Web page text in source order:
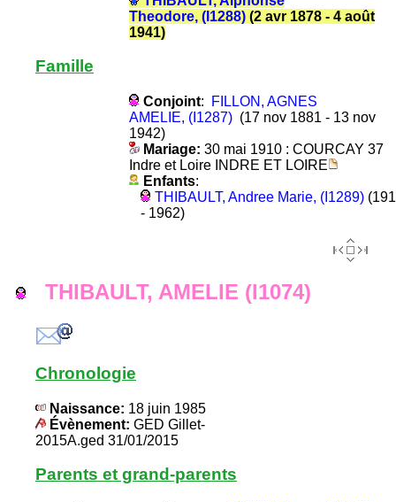
Theodore, (I1288)(2 avr 1878 - 4 août
1941)
Famille
Conjoint:
FILLON, AGNES
AMELIE, (I1287)(17 nov 1881 - 13 nov
1942)
Mariage: 30 mai 1910 : COURCAY 37
Indre et Loire INDRE ET LOIRE
Enfants:
THIBAULT, Andree Marie, (I1289)
- 1962)
THIBAULT, AMELIE (I1074)
Chronologie
Naissance: 18 juin 1985
Évènement: GED Gillet-
2015A.ged 31/01/2015
Parents et grand-parents